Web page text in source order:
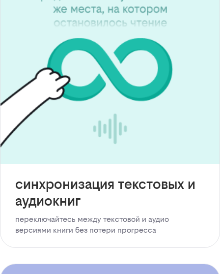
синхронизация текстовых и
аудиокниг
переключайтесь между текстовой и аудио
версиями книги без потери прогресса